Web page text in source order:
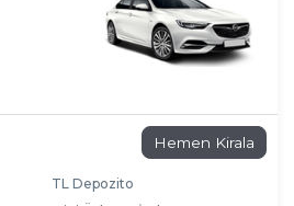
Hemen Kirala
TL Depozito